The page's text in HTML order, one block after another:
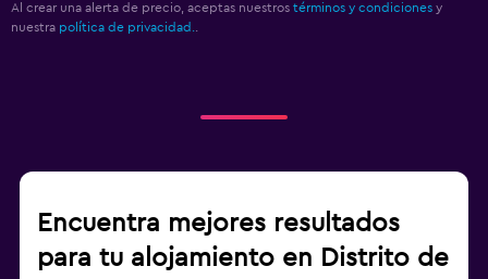
Al crear una alerta de precio, aceptas nuestros términos y condiciones y
nuestra política de privacidad..
Encuentra mejores resultados
para tu alojamiento en Distrito de